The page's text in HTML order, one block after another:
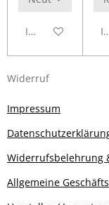
In den
Widerruf
Impressum
Widerrufsbelehrung
Allgemeine